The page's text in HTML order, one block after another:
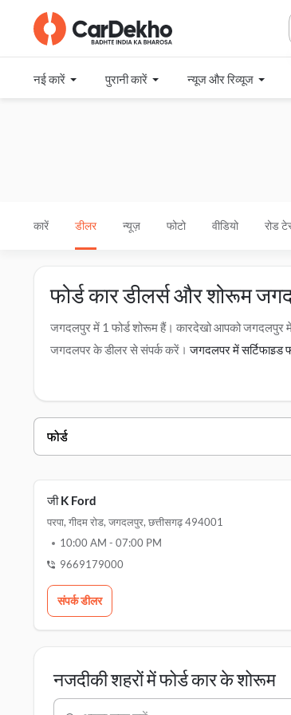
नई कारें पुरानी कारें न्यूज और रिव्यूज
कारें डीलर न्यूज़ फोटो वीडियो रोड
फोर्ड कार डीलर्स और शोरूम
जगदलपुर में 1 फोर्ड शोरूम हैं। कारदेखो आपको जगदलपुर
जगदलपुर के डीलर से संपर्क करें।जगदलपुर में सर्टिफाइड
जी K Ford
परपा, गीदम रोड, जगदलपुर, छत्तीसगढ़ 494001
10:00 AM - 07:00 PM
9669179000
संपर्क डीलर
नजदीकी शहरों में फोर्ड कार के शोरूम